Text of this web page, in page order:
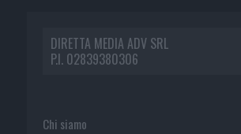
DIRETTA MEDIA ADV SRL
P.I. 02839380306
Chi siamo